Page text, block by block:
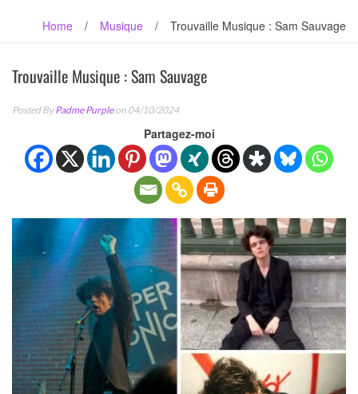
Home / Musique / Trouvaille Musique : Sam Sauvage
Trouvaille Musique : Sam Sauvage
Posted ByPadme Purpleon 04/10/2024
Partagez-moi